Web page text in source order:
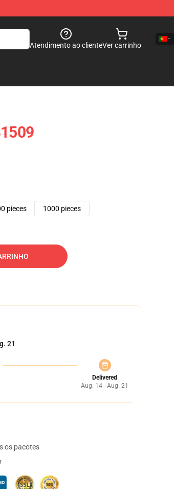
Atendimento ao clienteVer carrinho
pieces 1000 pieces
21
Delivered
Aug. 14 - Aug. 21
os pacotes